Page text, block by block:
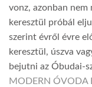
vonz, azonban
keresztül próbál
szerint évről évre
keresztül, úszva
bejutni az Óbudai-
MODERN ÓVODA